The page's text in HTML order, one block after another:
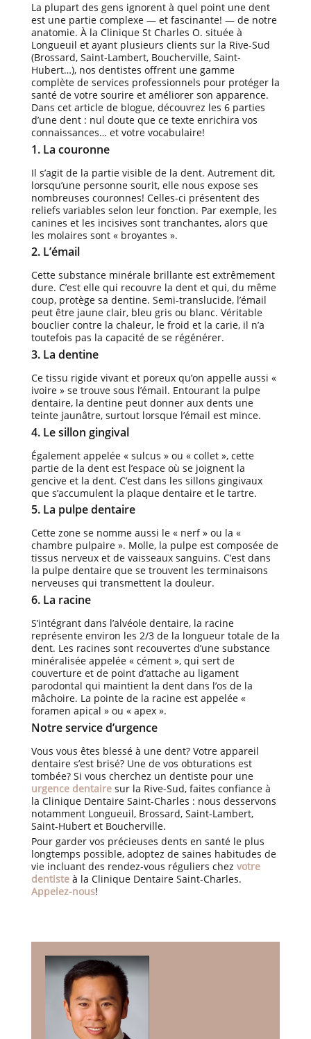
La plupart des gens ignorent à quel point une dent
est une partie complexe — et fascinante! — de notre
anatomie. À la Clinique St Charles O. située à
Longueuil et ayant plusieurs clients sur la Rive-Sud
(Brossard, Saint-Lambert, Boucherville, Saint-
Hubert…), nos dentistes offrent une gamme
complète de services professionnels pour protéger la
santé de votre sourire et améliorer son apparence.
Dans cet article de blogue, découvrez les 6 parties
d’une dent : nul doute que ce texte enrichira vos
connaissances… et votre vocabulaire!
1. La couronne
Il s’agit de la partie visible de la dent. Autrement dit,
lorsqu’une personne sourit, elle nous expose ses
nombreuses couronnes! Celles-ci présentent des
reliefs variables selon leur fonction. Par exemple, les
canines et les incisives sont tranchantes, alors que
les molaires sont « broyantes ».
2. L’émail
Cette substance minérale brillante est extrêmement
dure. C’est elle qui recouvre la dent et qui, du même
coup, protège sa dentine. Semi-translucide, l’émail
peut être jaune clair, bleu gris ou blanc. Véritable
bouclier contre la chaleur, le froid et la carie, il n’a
toutefois pas la capacité de se régénérer.
3. La dentine
Ce tissu rigide vivant et poreux qu’on appelle aussi «
ivoire » se trouve sous l’émail. Entourant la pulpe
dentaire, la dentine peut donner aux dents une
teinte jaunâtre, surtout lorsque l’émail est mince.
4. Le sillon gingival
Également appelée « sulcus » ou « collet », cette
partie de la dent est l’espace où se joignent la
gencive et la dent. C’est dans les sillons gingivaux
que s’accumulent la plaque dentaire et le tartre.
5. La pulpe dentaire
Cette zone se nomme aussi le « nerf » ou la «
chambre pulpaire ». Molle, la pulpe est composée de
tissus nerveux et de vaisseaux sanguins. C’est dans
la pulpe dentaire que se trouvent les terminaisons
nerveuses qui transmettent la douleur.
6. La racine
S’intégrant dans l’alvéole dentaire, la racine
représente environ les 2/3 de la longueur totale de la
dent. Les racines sont recouvertes d’une substance
minéralisée appelée « cément », qui sert de
couverture et de point d’attache au ligament
parodontal qui maintient la dent dans l’os de la
mâchoire. La pointe de la racine est appelée «
foramen apical » ou « apex ».
Notre service d’urgence
Vous vous êtes blessé à une dent? Votre appareil
dentaire s’est brisé? Une de vos obturations est
tombée? Si vous cherchez un dentiste pour une
urgence dentaire sur la Rive-Sud, faites confiance à
la Clinique Dentaire Saint-Charles : nous desservons
notamment Longueuil, Brossard, Saint-Lambert,
Saint-Hubert et Boucherville.
Pour garder vos précieuses dents en santé le plus
longtemps possible, adoptez de saines habitudes de
vie incluant des rendez-vous réguliers chez votre
dentiste à la Clinique Dentaire Saint-Charles.
Appelez-nous!